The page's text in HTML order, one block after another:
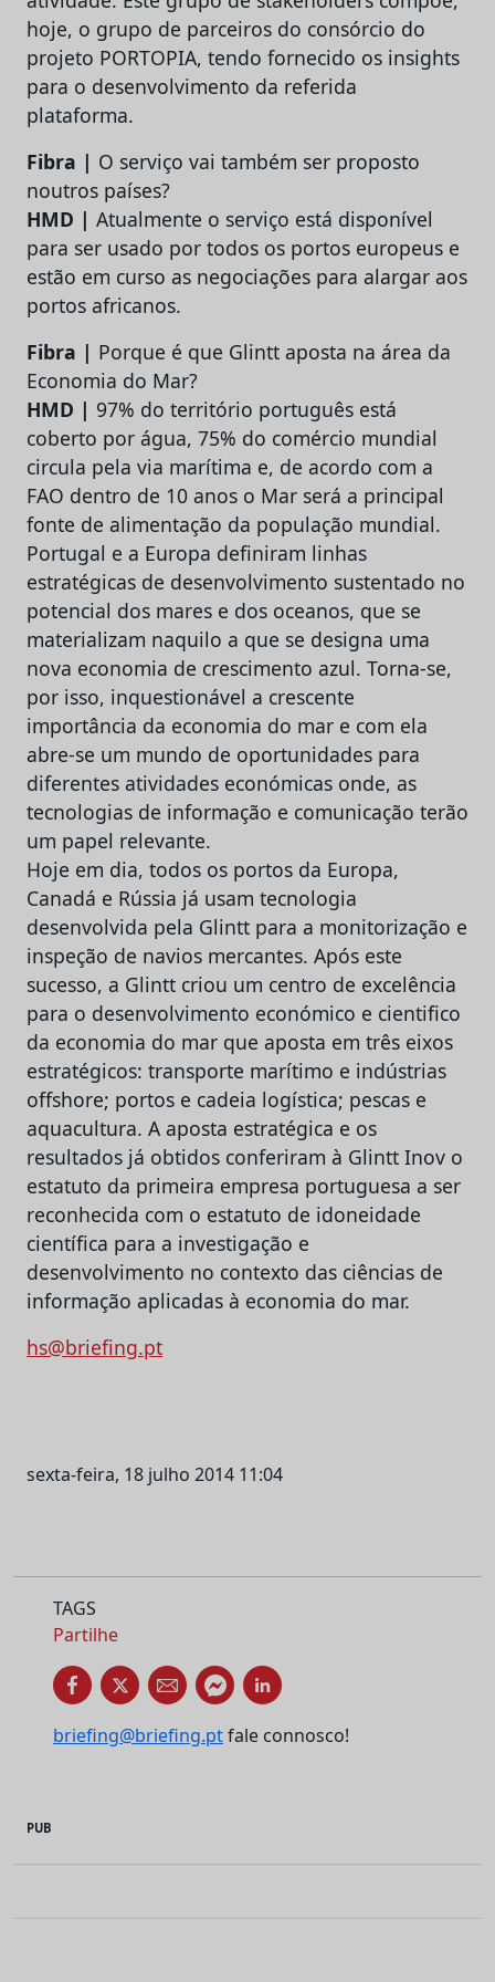
hoje, o grupo de parceiros do consórcio do
projeto PORTOPIA, tendo fornecido os insights
para o desenvolvimento da referida
plataforma.
Fibra | O serviço vai também ser proposto
noutros países?
HMD | Atualmente o serviço está disponível
para ser usado por todos os portos europeus e
estão em curso as negociações para alargar aos
portos africanos.
Fibra | Porque é que Glintt aposta na área da
Economia do Mar?
HMD | 97% do território português está
coberto por água, 75% do comércio mundial
circula pela via marítima e, de acordo com a
FAO dentro de 10 anos o Mar será a principal
fonte de alimentação da população mundial.
Portugal e a Europa definiram linhas
estratégicas de desenvolvimento sustentado no
potencial dos mares e dos oceanos, que se
materializam naquilo a que se designa uma
nova economia de crescimento azul. Torna-se,
por isso, inquestionável a crescente
importância da economia do mar e com ela
abre-se um mundo de oportunidades para
diferentes atividades económicas onde, as
tecnologias de informação e comunicação terão
um papel relevante.
Hoje em dia, todos os portos da Europa,
Canadá e Rússia já usam tecnologia
desenvolvida pela Glintt para a monitorização e
inspeção de navios mercantes. Após este
sucesso, a Glintt criou um centro de excelência
para o desenvolvimento económico e cientifico
da economia do mar que aposta em três eixos
estratégicos: transporte marítimo e indústrias
offshore; portos e cadeia logística; pescas e
aquacultura. A aposta estratégica e os
resultados já obtidos conferiram à Glintt Inov o
estatuto da primeira empresa portuguesa a ser
reconhecida com o estatuto de idoneidade
científica para a investigação e
desenvolvimento no contexto das ciências de
informação aplicadas à economia do mar.
hs@briefing.pt
sexta-feira, 18 julho 2014 11:04
TAGS
Partilhe
briefing@briefing.ptfale connosco!
PUB